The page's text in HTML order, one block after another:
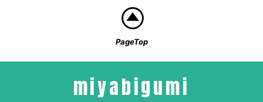
PageTop
miyabigumi